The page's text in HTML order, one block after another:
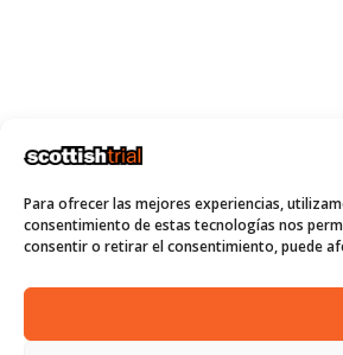
Para ofrecer las mejores experiencias,
consentimiento de estas tecnologías nos
consentir o retirar el consentimiento, puede